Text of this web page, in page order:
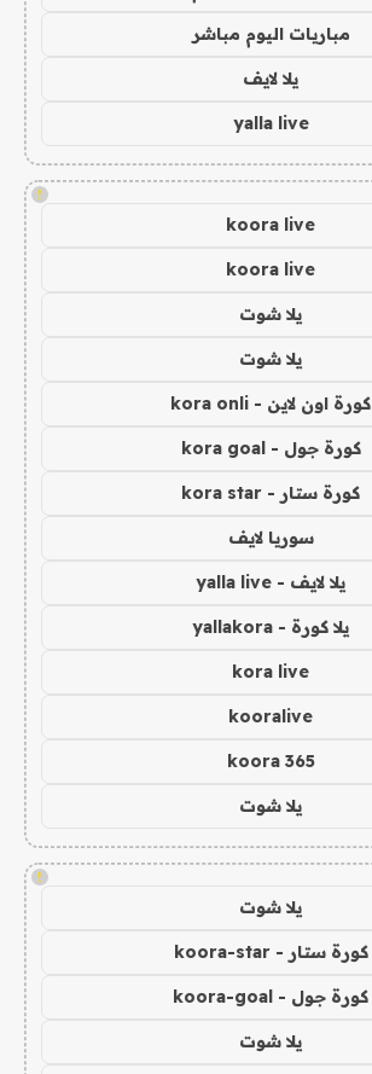
مباريات اليوم مباشر
يلا لايف
yalla live
!
koora live
koora live
يلا شوت
يلا شوت
كورة اون لاين - kora onli
كورة جول - kora goal
كورة ستار - kora star
سوريا لايف
يلا لايف - yalla live
يلا كورة - yallakora
kora live
kooralive
koora 365
يلا شوت
!
يلا شوت
كورة ستار - koora-star
كورة جول - koora-goal
يلا شوت